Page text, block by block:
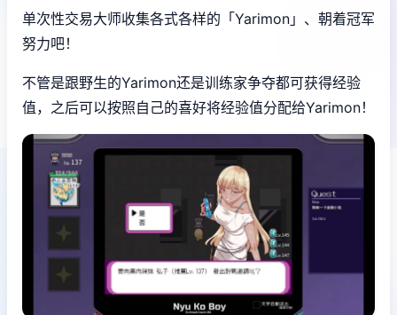
单次性交易大师收集各式各样的「Yarimon」、朝着冠军
努力吧！
不管是跟野生的Yarimon还是训练家争夺都可获得经验
值，之后可以按照自己的喜好将经验值分配给Yarimon！